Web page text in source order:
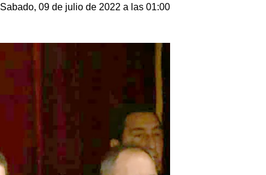
Sabado, 09 de julio de 2022 a las 01:00